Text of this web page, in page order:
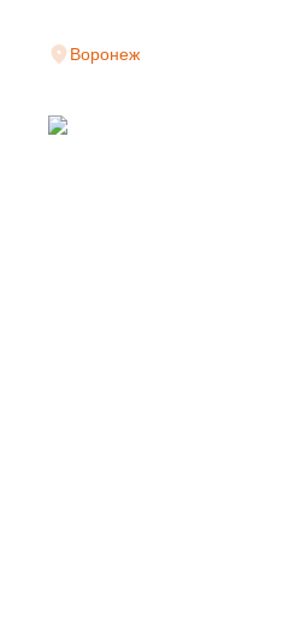
Воронеж